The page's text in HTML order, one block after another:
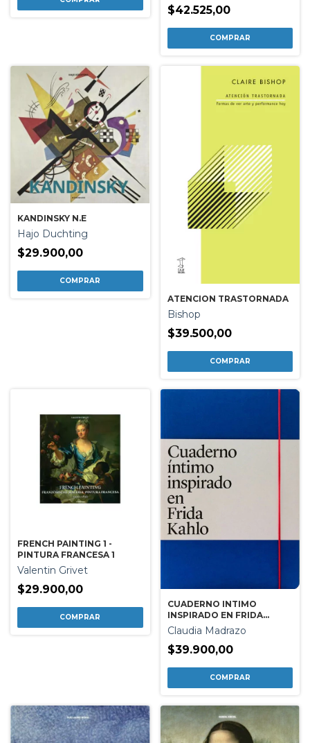
$42.525,00
KANDINSKY N.E
Hajo Duchting
$29.900,00
ATENCION TRASTORNADA
Bishop
$39.500,00
FRENCH PAINTING 1 -
PINTURA FRANCESA 1
Valentin Grivet
$29.900,00
CUADERNO INTIMO
INSPIRADO EN FRIDA
KAHLO
Claudia Madrazo
$39.900,00